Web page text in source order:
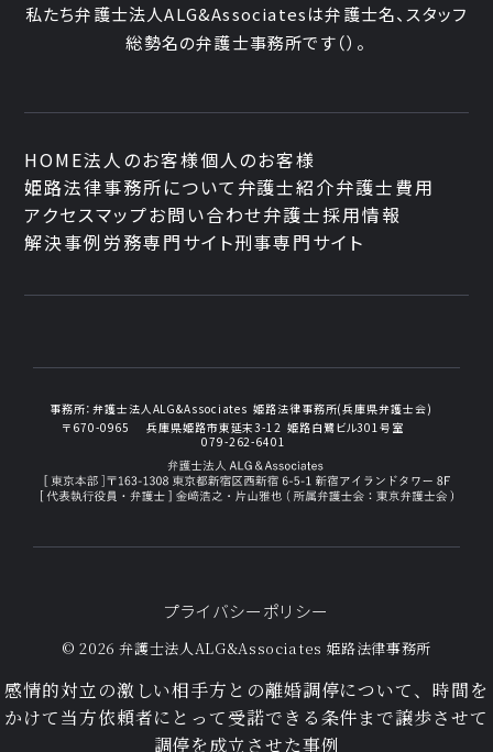
感情的対立の激しい相手方との離婚調停について、時間を
かけて当方依頼者にとって受諾できる条件まで譲歩させて
調停を成立させた事例
私たち弁護士法人ALG&Associatesは弁護士名、 スタッフ
総勢名の弁護士事務所です（）。
HOME法人のお客様個人のお客様
姫路法律事務所について 弁護士紹介弁護士費用
アクセスマップお問い合わせ弁護士採用情報
解決事例労務専門サイト刑事専門サイト
事務所：弁護士法人ALG&Associates 姫路法律事務所(兵庫県弁護士会)
〒670-0965
兵庫県姫路市東延末3-12 姫路白鷺ビル301号室
079-262-6401
プライバシーポリシー
© 2026 弁護士法人ALG&Associates 姫路法律事務所